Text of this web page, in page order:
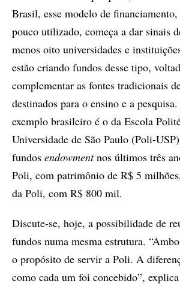
Brasil, esse modelo de
pouco utilizado, começa a dar sinais
menos oito universidades e
estão criando fundos desse tipo,
complementar as fontes tradicionais
destinados para o ensino e a
exemplo brasileiro é o da Escola
Universidade de São Paulo (Poli-
fundos endowmentnos últimos três
Poli, com patrimônio de R$ 5
da Poli, com R$ 800 mil.
Discute-se, hoje, a possibilidade de
fundos numa mesma estrutura.
o propósito de servir a Poli. A
como cada um foi concebido”,